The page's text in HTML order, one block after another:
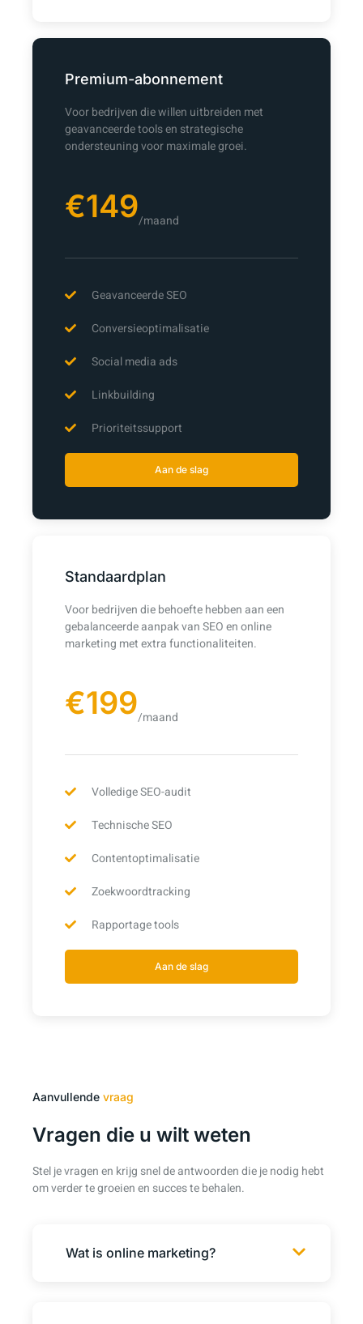
Premium-abonnement
Voor bedrijven die willen uitbreiden met
geavanceerde tools en strategische
ondersteuning voor maximale groei.
€149/maand
Geavanceerde SEO
Conversieoptimalisatie
Social media ads
Linkbuilding
Prioriteitssupport
Aan de slag
Standaardplan
Voor bedrijven die behoefte hebben aan een
gebalanceerde aanpak van SEO en online
marketing met extra functionaliteiten.
€199/maand
Volledige SEO-audit
Technische SEO
Contentoptimalisatie
Zoekwoordtracking
Rapportage tools
Aan de slag
Aanvullende vraag
Vragen die u wilt weten
Stel je vragen en krijg snel de antwoorden die je nodig hebt
om verder te groeien en succes te behalen.
Wat is online marketing?